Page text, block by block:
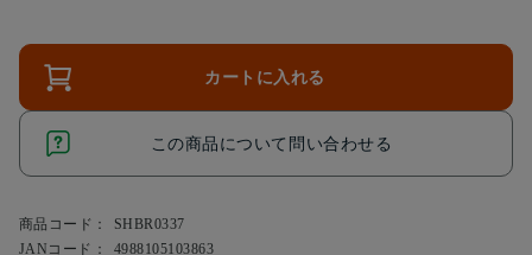
カートに入れる
この商品について問い合わせる
商品コード：
SHBR0337
JANコード：
4988105103863